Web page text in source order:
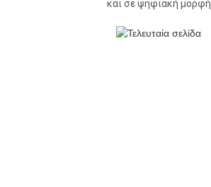
και σε ψηφιακή μορφή